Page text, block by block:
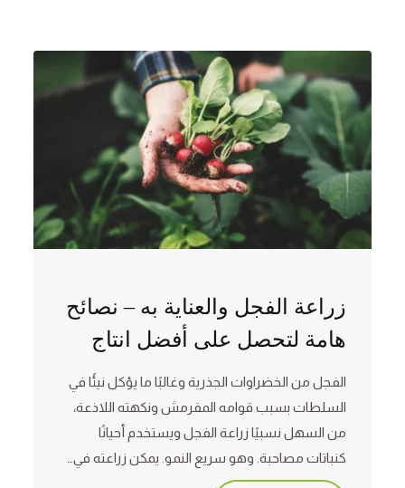
زراعة الفجل والعناية به – نصائح
هامة لتحصل على أفضل انتاج
الفجل من الخضراوات الجذرية وغالبًا ما يؤكل نيئًا في
السلطات بسبب قوامه المقرمش ونكهته اللاذعة،
من السهل نسبيًا زراعة الفجل ويستخدم أحيانًا
كنباتات مصاحبة. وهو سريع النمو. يمكن زراعته في…